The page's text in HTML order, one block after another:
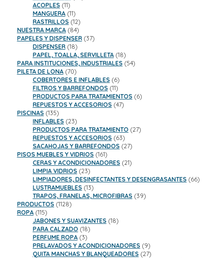
ACOPLES 1111
productos
MANGUERA 1111
productos
RASTRILLOS 1212
productos
NUESTRA MARCA 8484
productos
PAPELES Y DISPENSER 3737
DISPENSER 1818
productos
PAPEL, TOALLA, SERVILLETA 1818
productos
PARA INSTITUCIONES, INDUSTRIALES 5454
PILETA DE LONA 7070
productos
COBERTORES E INFLABLES 66
productos
FILTROS Y BARREFONDOS 1111
productos
PRODUCTOS PARA TRATAMIENTOS 66
REPUESTOS Y ACCESORIOS 4747
PISCINAS 135135
productos
INFLABLES 2323
productos
PRODUCTOS PARA TRATAMIENTO 2727
REPUESTOS Y ACCESORIOS 6363
productos
SACAHOJAS Y BARREFONDOS 2727
PISOS MUEBLES Y VIDRIOS 161161
productos
CERAS Y ACONDICIONADORES 2121
LIMPIA VIDRIOS 2323
productos
LIMPIADORES, DESINFECTANTES Y DESENGRASANTES 6666
LUSTRAMUEBLES 1313
productos
TRAPOS, FRANELAS, MICROFIBRAS 3939
PRODUCTOS 11281128
ROPA 115115
productos
JABONES Y SUAVIZANTES 1818
PARA CALZADO 1818
PERFUME ROPA 33
productos
PRELAVADOS Y ACONDICIONADORES 99
productos
QUITA MANCHAS Y BLANQUEADORES 2727